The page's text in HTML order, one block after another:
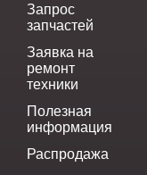
Запрос
запчастей
Заявка на
ремонт
техники
Полезная
информация
Распродажа